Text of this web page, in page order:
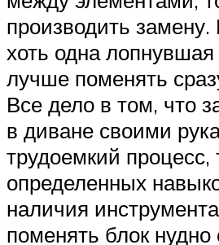
производить замену.
хоть одна
лучше поменять
Все дело в том, что
в диване своими
трудоемкий
определенных
наличия
поменять блок нудно